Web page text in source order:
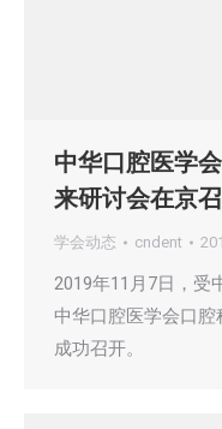
中华口腔医学
来研讨会在京
学会动态 cndent
2019年11月7日，受
中华口腔医学会口
成功召开。